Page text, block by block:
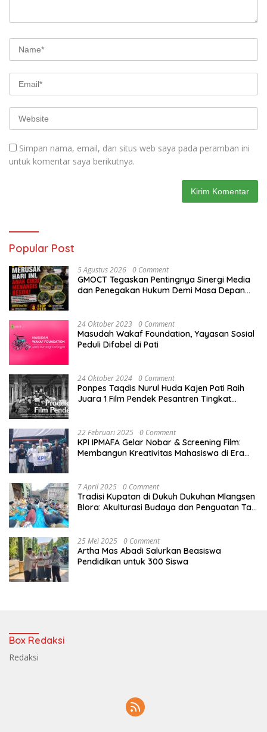
Simpan nama, email, dan situs web saya pada peramban ini
untuk komentar saya berikutnya.
Popular Post
5 Agustus 2026 0 Comment
GMOCT Tegaskan Pentingnya Sinergi Media
dan Penegakan Hukum Demi Masa Depan
24 Oktober 2023 0 Comment
Masudah Wakaf Foundation, Yayasan Sosial
Peduli Difabel di Pati
24 Oktober 2024 0 Comment
Ponpes Taqdis Nurul Huda Kajen Pati Raih
Juara 1 Film Pendek Pesantren Tingkat
22 Februari 2025 0 Comment
KPI IPMAFA Gelar Nobar & Screening Film:
Membangun Kreativitas Mahasiswa di Era
7 April 2025 0 Comment
Tradisi Kupatan di Dukuh Dukuhan Mlangsen
Blora: Akulturasi Budaya dan Penguatan Tali
25 Mei 2025 0 Comment
Artha Mas Abadi Salurkan Beasiswa
Pendidikan untuk 300 Siswa
Box Redaksi
Redaksi